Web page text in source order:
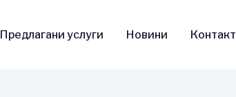
Предлагани услуги Новини Контакт